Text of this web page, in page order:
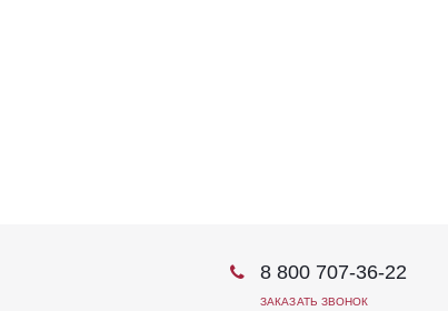
8 800 707-36-22
ЗАКАЗАТЬ ЗВОНОК